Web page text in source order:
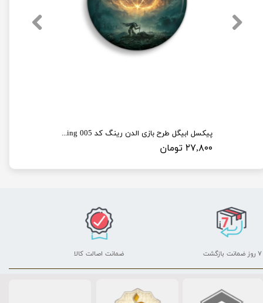
پیکسل ابیگل طرح بازی الدن رینگ کد elden ring 005
۲۷,۸۰۰ تومان
۷ روز ضمانت بازگشت ضمانت اصالت کالا